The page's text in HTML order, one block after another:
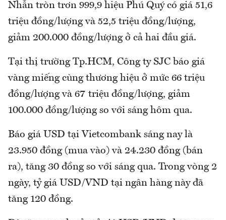
Nhẫn tròn trơn 999,9 hiệu Phú Quý có giá 51,6
triệu đồng/lượng và 52,5 triệu đồng/lượng,
giảm 200.000 đồng/lượng ở cả hai đầu giá.
Tại thị trường Tp.HCM, Công ty SJC báo giá
vàng miếng cùng thương hiệu ở mức 66 triệu
đồng/lượng và 67 triệu đồng/lượng, giảm
100.000 đồng/lượng so với sáng hôm qua.
Báo giá USD tại Vietcombank sáng nay là
23.950 đồng (mua vào) và 24.230 đồng (bán
ra), tăng 30 đồng so với sáng qua. Trong vòng 2
ngày, tỷ giá USD/VND tại ngân hàng này đã
tăng 120 đồng.